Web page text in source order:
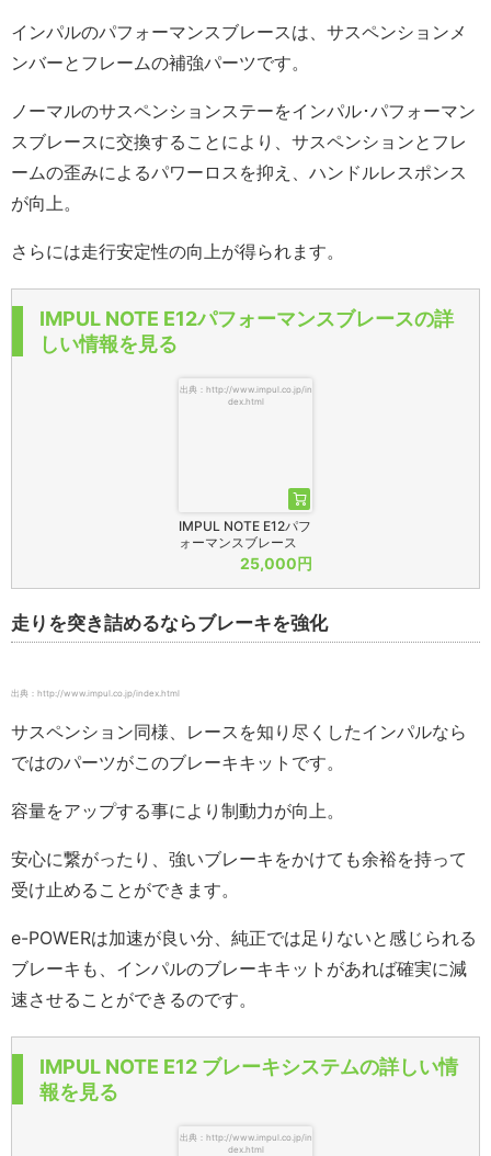
インパルのパフォーマンスブレースは、サスペンションメ
ンバーとフレームの補強パーツです。
ノーマルのサスペンションステーをインパル･パフォーマン
スブレースに交換することにより、サスペンションとフレ
ームの歪みによるパワーロスを抑え、ハンドルレスポンス
が向上。
さらには走行安定性の向上が得られます。
IMPUL NOTE E12パフォーマンスブレースの詳
しい情報を見る
出典：http://www.impul.co.jp/in
dex.html
IMPUL NOTE E12パフ
ォーマンスブレース
25,000円
走りを突き詰めるならブレーキを強化
出典：http://www.impul.co.jp/index.html
サスペンション同様、レースを知り尽くしたインパルなら
ではのパーツがこのブレーキキットです。
容量をアップする事により制動力が向上。
安心に繋がったり、強いブレーキをかけても余裕を持って
受け止めることができます。
e-POWERは加速が良い分、純正では足りないと感じられる
ブレーキも、インパルのブレーキキットがあれば確実に減
速させることができるのです。
IMPUL NOTE E12 ブレーキシステムの詳しい情
報を見る
出典：http://www.impul.co.jp/in
dex.html